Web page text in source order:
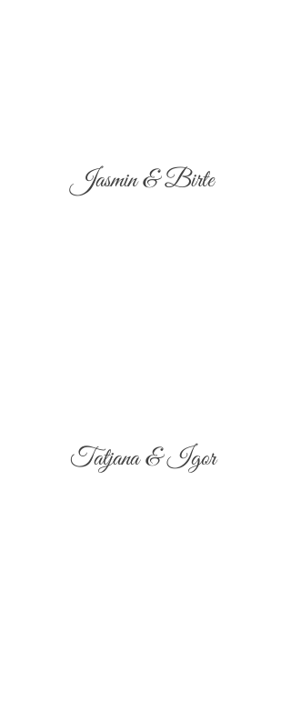
Jasmin & Birte
Tatjana & Igor